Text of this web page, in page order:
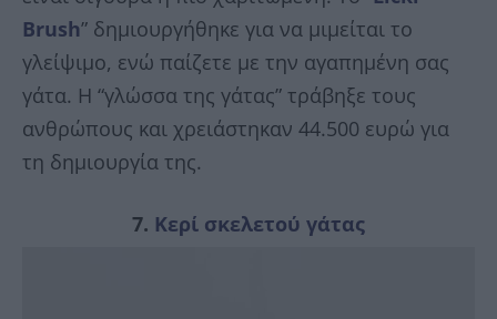
Brush” δημιουργήθηκε για να μιμείται το
γλείψιμο, ενώ παίζετε με την αγαπημένη σας
γάτα. Η “γλώσσα της γάτας” τράβηξε τους
ανθρώπους και χρειάστηκαν 44.500 ευρώ για
τη δημιουργία της.
7. Κερί σκελετού γάτας